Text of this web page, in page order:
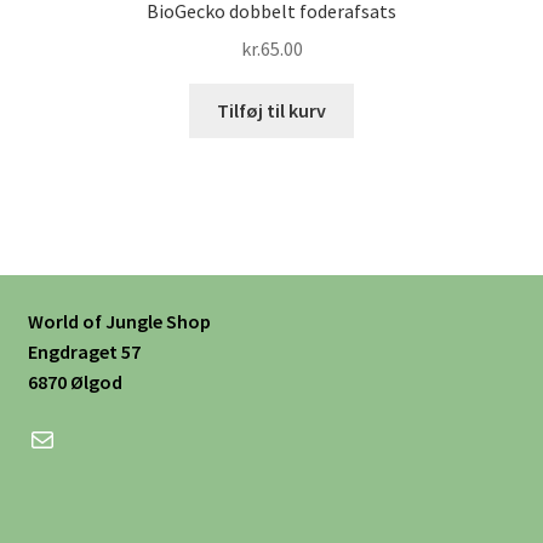
BioGecko dobbelt foderafsats
kr.65.00
Tilføj til kurv
World of Jungle Shop
Engdraget 57
6870 Ølgod
Mail